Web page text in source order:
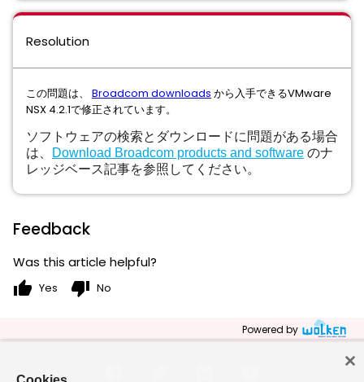
Resolution
この問題は、 Broadcom downloads から入手できるVMware
NSX 4.2.1で修正されています。
ソフトウェアの検索とダウンロードに問題がある場合
は、
Download Broadcom products and software のナ
レッジベース記事を参照してください。
Feedback
Was this article helpful?
thumb_up Yes thumb_down No
Powered by